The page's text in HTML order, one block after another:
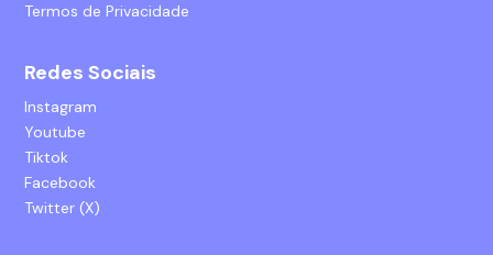
Termos de Privacidade
Redes Sociais
Instagram
Youtube
Tiktok
Facebook
Twitter (X)